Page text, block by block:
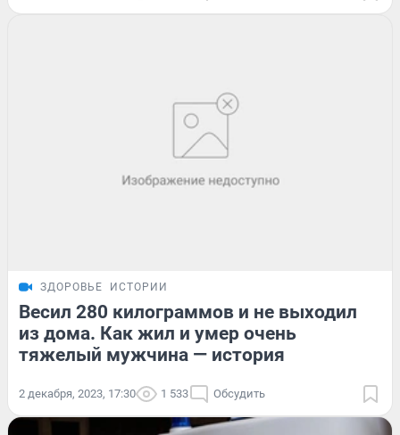
ЗДОРОВЬЕ ИСТОРИИ
Весил 280 килограммов и не выходил
из дома. Как жил и умер очень
тяжелый мужчина — история
2 декабря, 2023, 17:30 1 533 Обсудить